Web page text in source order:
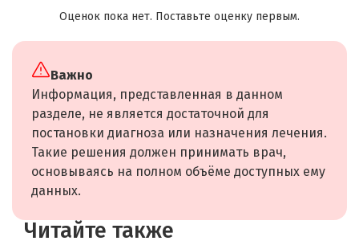
Оценок пока нет. Поставьте оценку первым.
Важно
Информация, представленная в данном
разделе, не является достаточной для
постановки диагноза или назначения лечения.
Такие решения должен принимать врач,
основываясь на полном объёме доступных ему
данных.
Читайте также